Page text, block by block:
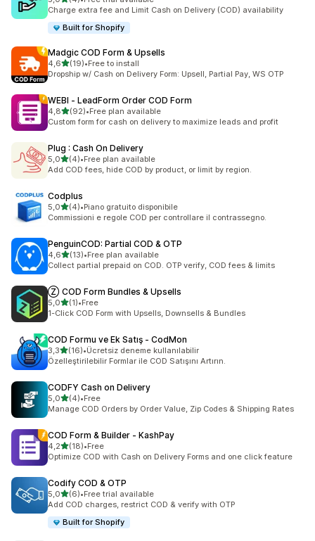
toplam 4 değerlendirme
Charge extra fee and Limit Cash on Delivery (COD) availability
Built for Shopify
Madgic COD Form & Upsells
4,65 yıldız üzerinden
(19)
toplam 19 değerlendirme
•Free to install
Dropship w/ Cash on Delivery Form: Upsell, Partial Pay, WS OTP
WEBI ‑ LeadForm Order COD Form
4,85 yıldız üzerinden
(92)
toplam 92 değerlendirme
•Free plan available
Custom form for cash on delivery to maximize leads and profit
Plug : Cash On Delivery
5,05 yıldız üzerinden
(4)
toplam 4 değerlendirme
•Free plan available
Add COD fees, hide COD by product, or limit by region.
Codplus
5,05 yıldız üzerinden
(4)
toplam 4 değerlendirme
•Piano gratuito disponibile
Commissioni e regole COD per controllare il contrassegno.
PenguinCOD: Partial COD & OTP
4,65 yıldız üzerinden
(13)
toplam 13 değerlendirme
•Free plan available
Collect partial prepaid on COD. OTP verify, COD fees & limits
Ⓩ COD Form Bundles & Upsells
5,05 yıldız üzerinden
(1)
toplam 1 değerlendirme
•Free
1-Click COD Form with Upsells, Downsells & Bundles
COD Formu ve Ek Satış ‑ CodMon
3,35 yıldız üzerinden
(16)
toplam 16 değerlendirme
•Ücretsiz deneme kullanılabilir
Özelleştirilebilir Formlar ile COD Satışını Artırın.
CODFY Cash on Delivery
5,05 yıldız üzerinden
(4)
toplam 4 değerlendirme
•Free
Manage COD Orders by Order Value, Zip Codes & Shipping Rates
COD Form & Builder ‑ KashPay
4,25 yıldız üzerinden
(18)
toplam 18 değerlendirme
•Free
Optimize COD with Cash on Delivery Forms and one click feature
Codify COD & OTP
5,05 yıldız üzerinden
(6)
toplam 6 değerlendirme
•Free trial available
Add COD charges, restrict COD & verify with OTP
Built for Shopify